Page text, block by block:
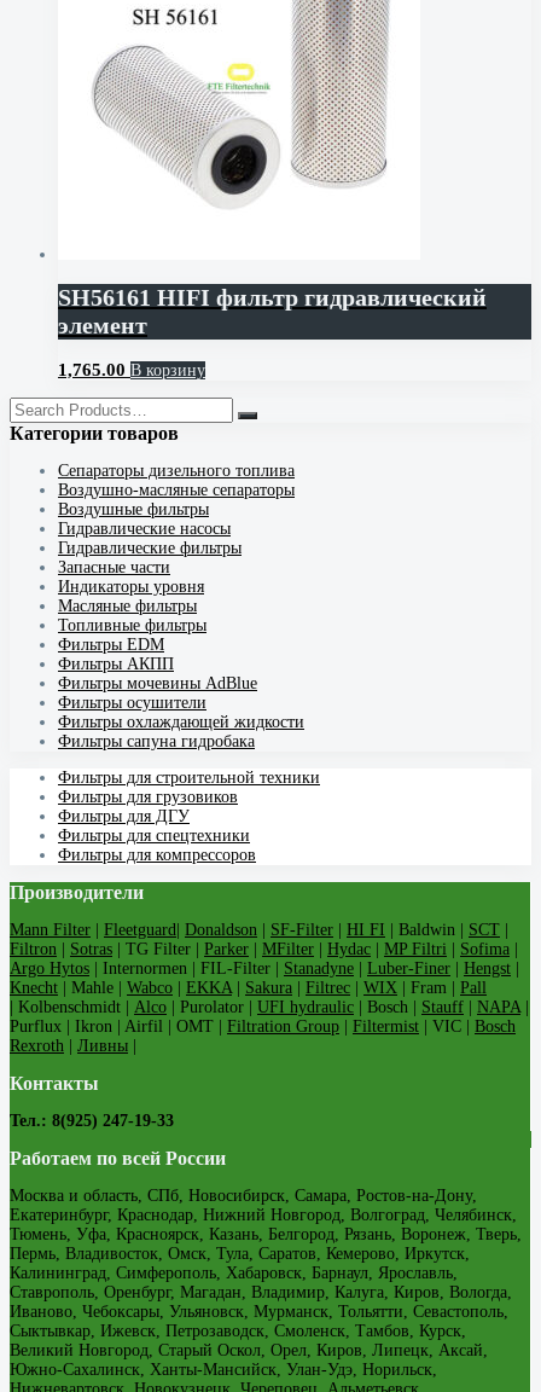
SH56161 HIFI фильтр гидравлический
элемент
1,765.00 В корзину
Категории товаров
Cепараторы дизельного топлива
Воздушно-масляные сепараторы
Воздушные фильтры
Гидравлические насосы
Гидравлические фильтры
Запасные части
Индикаторы уровня
Масляные фильтры
Топливные фильтры
Фильтры EDM
Фильтры АКПП
Фильтры мочевины AdBlue
Фильтры осушители
Фильтры охлаждающей жидкости
Фильтры сапуна гидробака
Фильтры для строительной техники
Фильтры для грузовиков
Фильтры для ДГУ
Фильтры для спецтехники
Фильтры для компрессоров
Производители
Mann Filter Fleetguard Donaldson SF-Filter HI FI | Baldwin | SCT
Filtron
Sotras | TG Filter | Parker MFilter Hydac MP Filtri Sofima
Argo Hytos | Internormen | FIL-Filter | Stanadyne Luber-Finer Hengst
Knecht | Mahle | Wabco EKKA Sakura Filtrec WIX | Fram | Pall
| Kolbenschmidt | Alco | Purolator | UFI hydraulic | Bosch | Stauff NAPA
Purflux | Ikron | Airfil | OMT | Filtration Group Filtermist | VIC | Bosch
Rexroth
Ливны
Контакты
Тел.: 8(925) 247-19-33
Работаем по всей России
Москва и область, СПб, Новосибирск, Самара, Ростов-на-Дону,
Екатеринбург, Краснодар, Нижний Новгород, Волгоград, Челябинск,
Тюмень, Уфа, Красноярск, Казань, Белгород, Рязань, Воронеж, Тверь,
Пермь, Владивосток, Омск, Тула, Саратов, Кемерово, Иркутск,
Калининград, Симферополь, Хабаровск, Барнаул, Ярославль,
Ставрополь, Оренбург, Магадан, Владимир, Калуга, Киров, Вологда,
Иваново, Чебоксары, Ульяновск, Мурманск, Тольятти, Севастополь,
Сыктывкар, Ижевск, Петрозаводск, Смоленск, Тамбов, Курск,
Великий Новгород, Старый Оскол, Орел, Киров, Липецк, Аксай,
Южно-Сахалинск, Ханты-Мансийск, Улан-Удэ, Норильск,